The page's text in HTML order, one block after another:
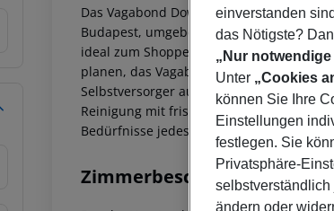
Das Vagabond Downtown, das neueste
Budapest, umgeben von Restaurants,
ideal zum Shoppen, und ein belebter
planen, das Vagabond Downtown bietet
Selbstversorger ausgestattet, wir bieten
Reinigung mit frischer Bettwäsche. Die
Bedürfnisse jedes Gastes zu erfüllen.
Zimmerbeschreibung
einverstanden
das Nötigste?
„Nur
Unter „Cookies
können Sie Ihre
Einstellungen
festlegen. Sie
Privatsphäre-
selbstverständlich
ändern oder